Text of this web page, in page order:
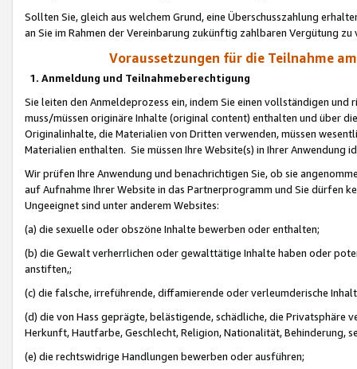
Sollten Sie, gleich aus welchem Grund, eine Überschusszahlung
an Sie im Rahmen der Vereinbarung zukünftig zahlbaren Vergütung zu
Voraussetzungen für die Teilnahme
1. Anmeldung und Teilnahmeberechtigung
Sie leiten den Anmeldeprozess ein, indem Sie einen vollständigen
muss/müssen originäre Inhalte (original content) enthalten und über
Originalinhalte, die Materialien von Dritten verwenden, müssen
Materialien enthalten. Sie müssen Ihre Website(s) in Ihrer Anwendung
Wir prüfen Ihre Anwendung und benachrichtigen Sie, ob sie
auf Aufnahme Ihrer Website in das Partnerprogramm und Sie dürfen
Ungeeignet sind unter anderem Websites:
(a) die sexuelle oder obszöne Inhalte bewerben oder enthalten;
(b) die Gewalt verherrlichen oder gewalttätige Inhalte haben oder
anstiften,;
(c) die falsche, irreführende, diffamierende oder verleumderische
(d) die von Hass geprägte, belästigende, schädliche, die Privatsphäre
Herkunft, Hautfarbe, Geschlecht, Religion, Nationalität, Behinderung,
(e) die rechtswidrige Handlungen bewerben oder ausführen;